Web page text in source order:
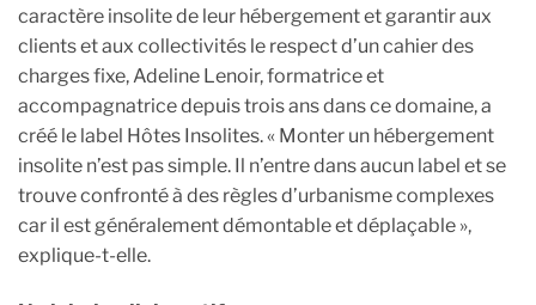
caractère insolite de leur hébergement et garantir aux
clients et aux collectivités le respect d’un cahier des
charges fixe, Adeline Lenoir, formatrice et
accompagnatrice depuis trois ans dans ce domaine, a
créé le label Hôtes Insolites. « Monter un hébergement
insolite n’est pas simple. Il n’entre dans aucun label et se
trouve confronté à des règles d’urbanisme complexes
car il est généralement démontable et déplaçable »,
explique-t-elle.